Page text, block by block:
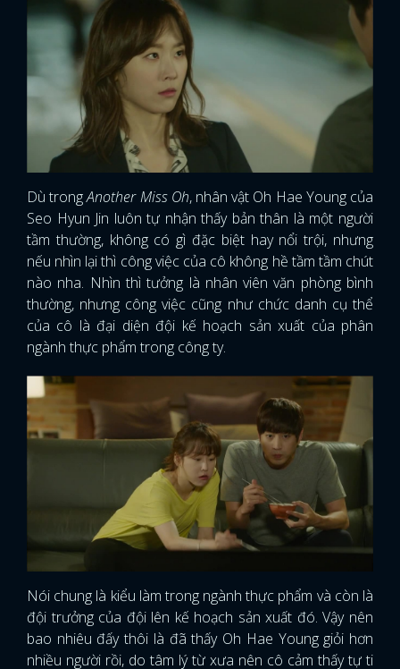
Dù trongAnother Miss Oh, nhân vật Oh Hae Young của
Seo Hyun Jin luôn tự nhận thấy bản thân là một người
tầm thường, không có gì đặc biệt hay nổi trội, nhưng
nếu nhìn lại thì công việc của cô không hề tầm tầm chút
nào nha. Nhìn thì tưởng là nhân viên văn phòng bình
thường, nhưng công việc cũng như chức danh cụ thể
của cô là đại diện đội kế hoạch sản xuất của phân
ngành thực phẩm trong công ty.
Nói chung là kiểu làm trong ngành thực phẩm và còn là
đội trưởng của đội lên kế hoạch sản xuất đó. Vậy nên
bao nhiêu đấy thôi là đã thấy Oh Hae Young giỏi hơn
nhiều người rồi, do tâm lý từ xưa nên cô cảm thấy tự ti